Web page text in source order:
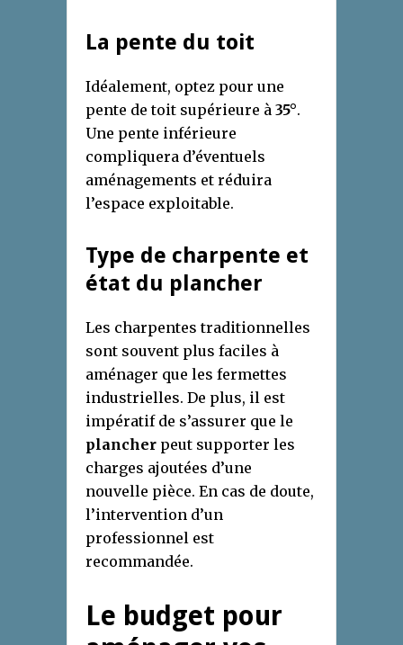
La pente du toit
Idéalement, optez pour une
pente de toit supérieure à 35°.
Une pente inférieure
compliquera d’éventuels
aménagements et réduira
l’espace exploitable.
Type de charpente et
état du plancher
Les charpentes traditionnelles
sont souvent plus faciles à
aménager que les fermettes
industrielles. De plus, il est
impératif de s’assurer que le
plancher peut supporter les
charges ajoutées d’une
nouvelle pièce. En cas de doute,
l’intervention d’un
professionnel est
recommandée.
Le budget pour